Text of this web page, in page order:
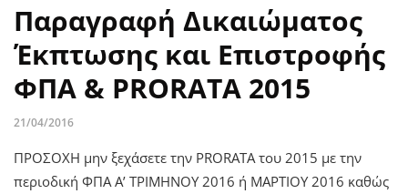
Παραγραφή Δικαιώματος
Έκπτωσης και Επιστροφής
ΦΠΑ & PRORATA 2015
21/04/2016
ΠΡΟΣΟΧΗ μην ξεχάσετε την PRORATA του 2015 με την
περιοδική ΦΠΑ Α’ ΤΡΙΜΗΝΟΥ 2016 ή ΜΑΡΤΙΟΥ 2016 καθώς